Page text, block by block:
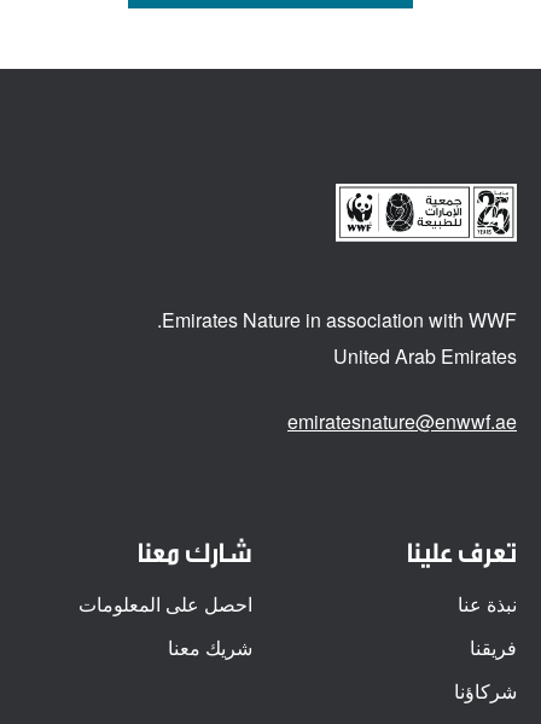
Emirates Nature in association with WWF.
United Arab Emirates
emiratesnature@enwwf.ae
تعرف علينا
نبذة عنا
فريقنا
شركاؤنا
شارك معنا
احصل على المعلومات
شريك معنا